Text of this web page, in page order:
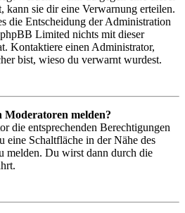
kann sie dir eine Verwarnung erteilen.
die Entscheidung der Administration
Limited nichts mit dieser
Kontaktiere einen Administrator,
bist, wieso du verwarnt wurdest.
Moderatoren melden?
die entsprechenden Berechtigungen
eine Schaltfläche in der Nähe des
melden. Du wirst dann durch die